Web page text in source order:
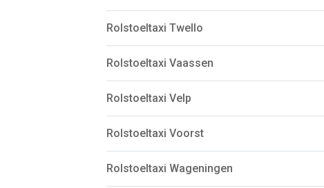
Rolstoeltaxi Twello
Rolstoeltaxi Vaassen
Rolstoeltaxi Velp
Rolstoeltaxi Voorst
Rolstoeltaxi Wageningen